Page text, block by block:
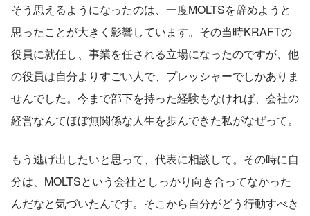
そう思えるようになったのは、一度MOLTSを辞めようと
思ったことが大きく影響しています。その当時KRAFTの
役員に就任し、事業を任される立場になったのですが、他
の役員は自分よりすごい人で、プレッシャーでしかありま
せんでした。今まで部下を持った経験もなければ、会社の
経営なんてほぼ無関係な人生を歩んできた私がなぜって。
もう逃げ出したいと思って、代表に相談して。その時に自
分は、MOLTSという会社としっかり向き合ってなかった
んだなと気づいたんです。そこから自分がどう行動すべき